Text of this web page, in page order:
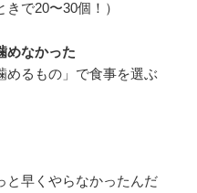
で20〜30個！）
めなかった
めるもの」で食事を選ぶ
と早くやらなかったんだ